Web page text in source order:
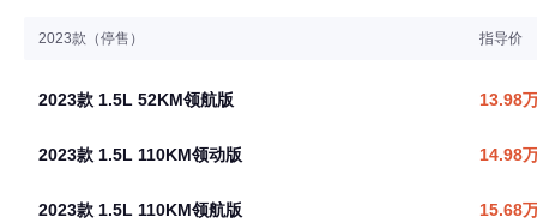
2023款（停售） 指导价
2023款 1.5L 52KM领航版 13.98
2023款 1.5L 110KM领动版 14.98
2023款 1.5L 110KM领航版 15.68